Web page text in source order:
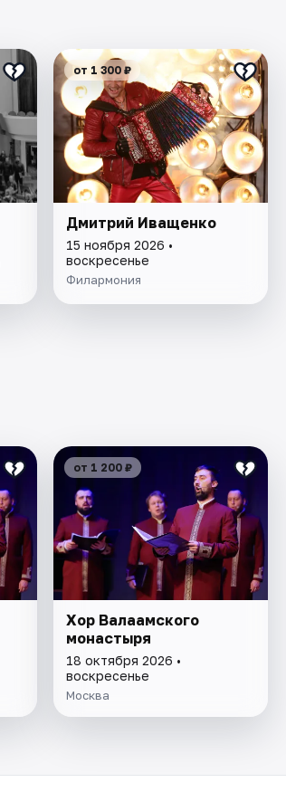
от 1 300 ₽
Дмитрий Иващенко
15 ноября 2026 •
воскресенье
Филармония
от 1 200 ₽
Хор Валаамского
монастыря
18 октября 2026 •
воскресенье
Москва